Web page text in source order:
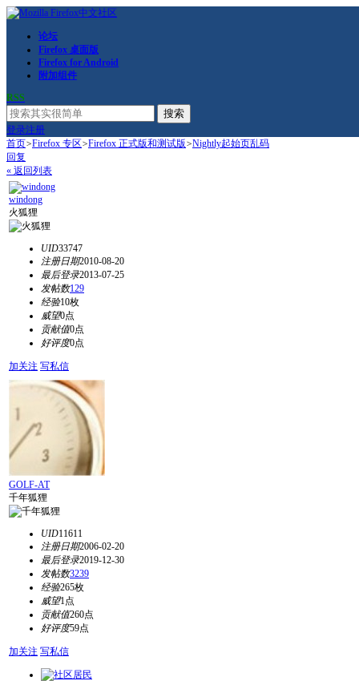
论坛
Firefox 桌面版
Firefox for Android
附加组件
RSS
搜索
登录注册
首页>Firefox 专区>Firefox 正式版和测试版>Nightly起始页乱码
回复
« 返回列表
windong
火狐狸
UID33747
注册日期2010-08-20
最后登录2013-07-25
发帖数129
经验10枚
威望0点
贡献值0点
好评度0点
加关注 写私信
GOLF-AT
千年狐狸
UID11611
注册日期2006-02-20
最后登录2019-12-30
发帖数3239
经验265枚
威望1点
贡献值260点
好评度59点
加关注 写私信